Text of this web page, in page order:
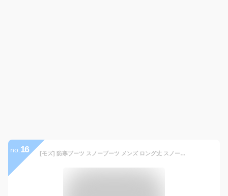
no. 16 [モズ] 防寒ブーツ スノーブーツ メンズ ロング丈 スノートレッキング 秋冬 防水 防滑 防寒 撥水 中綿 ウレタン 裏フリース MZ2673 (カーキ, large)